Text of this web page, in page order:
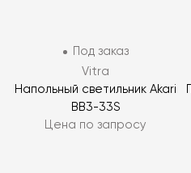
Под заказ
Vitra
Напольный светильник Akari
BB3-33S
Цена по запросу